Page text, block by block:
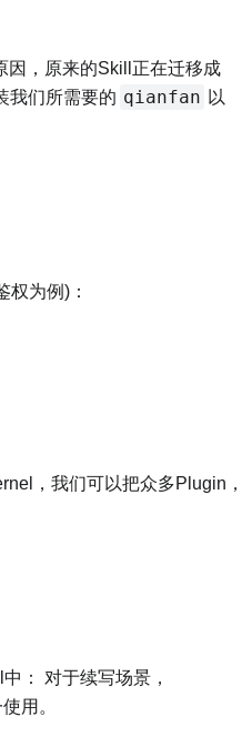
因，原来的Skill正在迁移成
我们所需要的 qianfan 以
为例)：
，我们可以把众多Plugin，
： 对于续写场景，
用。